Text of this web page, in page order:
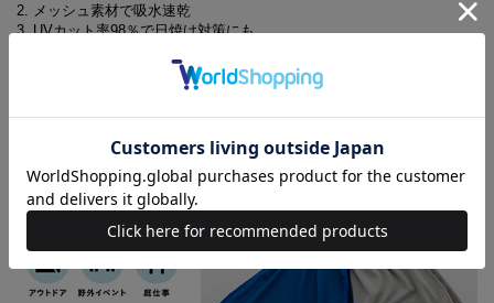
2. メッシュ素材で吸水速乾
3. UVカット率98％で日焼け対策にも
POINT 2：冷却タオルの使い方
STEP 1 タオル全体を水で濡らす